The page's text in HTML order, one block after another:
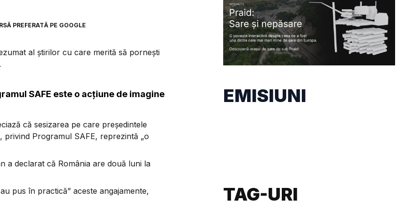
PREFERATĂ PE GOOGLE
al știrilor cu care merită să pornești
SAFE este o acțiune de imagine
că sesizarea pe care președintele
privind Programul SAFE, reprezintă „o
a declarat că România are două luni la
pus în practică” aceste angajamente,
EMISIUNI
TAG-URI